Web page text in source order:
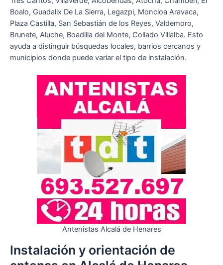
Boalo, Guadalix De La Sierra, Legazpi, Moncloa Aravaca,
Plaza Castilla, San Sebastián de los Reyes, Valdemoro,
Brunete, Aluche, Boadilla del Monte, Collado Villalba. Esto
ayuda a distinguir búsquedas locales, barrios cercanos y
municipios donde puede variar el tipo de instalación.
Antenistas Alcalá de Henares
Instalación y orientación de